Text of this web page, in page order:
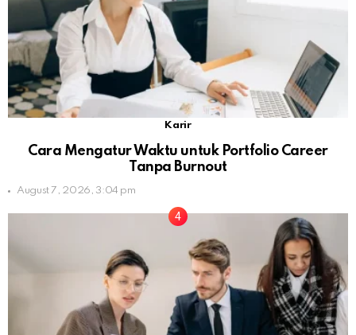
Karir
Cara Mengatur Waktu untuk Portfolio Career
Tanpa Burnout
August 7, 2026, 3:04 pm